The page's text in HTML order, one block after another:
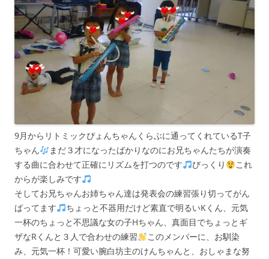
9月からリトミックぴょんちゃんくらぶに通ってくれているT子
ちゃん
まだ３才になったばかりなのにお兄ちゃんたちが演奏
する曲に合わせて正確にリズムを打つのです
びっくり
これ
からが楽しみです
そしてお兄ちゃんお姉ちゃん達は発表会の練習張り切ってがん
ばってます
ちょっと不器用だけど素直で明るいKくん、元気
一杯のちょっと不思議な女の子Hちゃん、真面目でちょっとギ
ザなRくんと３人で合わせの練習
このメンバーに、お馴染
み、元気一杯！可愛い腕白坊主のけんちゃんと、おしゃまな努